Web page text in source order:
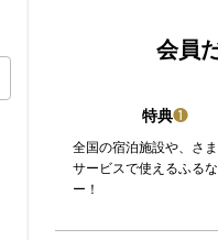
会員
特典❶
全国の宿泊施設や、さ
サービスで使えるふる
ー！